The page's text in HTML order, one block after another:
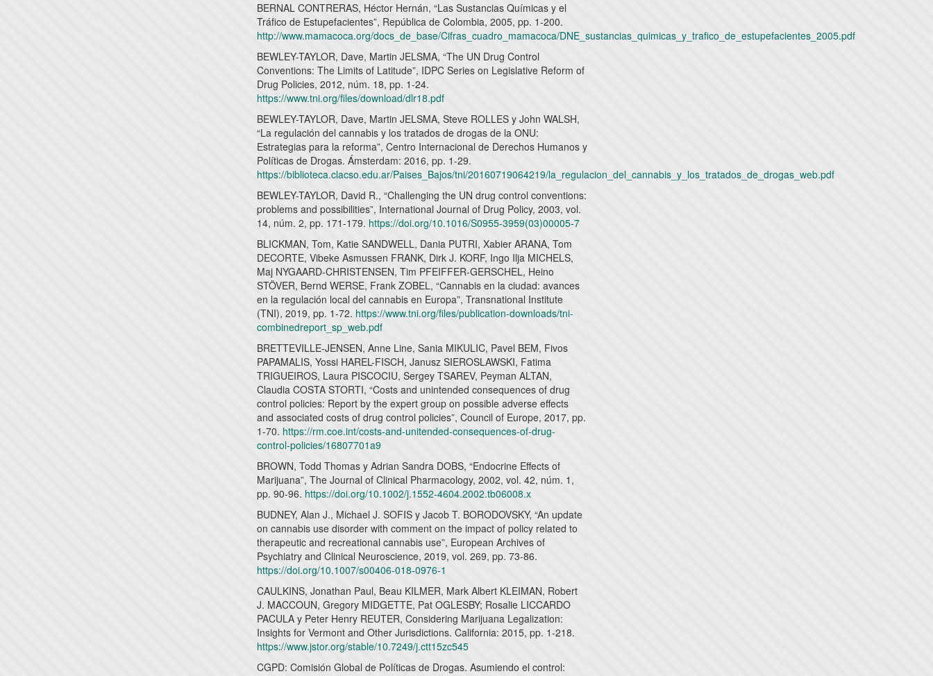
BERNAL CONTRERAS, Héctor Hernán, “Las Sustancias Químicas y el
Tráfico de Estupefacientes”, República de Colombia, 2005, pp. 1-200.
http://www.mamacoca.org/docs_de_base/Cifras_cuadro_mamacoca/DNE_sustancias_quimicas_y_trafico_de_estupefacientes_2005.pdf
BEWLEY-TAYLOR, Dave, Martin JELSMA, “The UN Drug Control
Conventions: The Limits of Latitude”, IDPC Series on Legislative Reform of
Drug Policies, 2012, núm. 18, pp. 1-24.
https://www.tni.org/files/download/dlr18.pdf
BEWLEY-TAYLOR, Dave, Martin JELSMA, Steve ROLLES y John WALSH,
“La regulación del cannabis y los tratados de drogas de la ONU:
Estrategias para la reforma”, Centro Internacional de Derechos Humanos y
Políticas de Drogas. Ámsterdam: 2016, pp. 1-29.
https://biblioteca.clacso.edu.ar/Paises_Bajos/tni/20160719064219/la_regulacion_del_cannabis_y_los_tratados_de_drogas_web.pdf
BEWLEY-TAYLOR, David R., “Challenging the UN drug control conventions:
problems and possibilities”, International Journal of Drug Policy, 2003, vol.
14, núm. 2, pp. 171-179. https://doi.org/10.1016/S0955-3959(03)00005-7
BLICKMAN, Tom, Katie SANDWELL, Dania PUTRI, Xabier ARANA, Tom
DECORTE, Vibeke Asmussen FRANK, Dirk J. KORF, Ingo Ilja MICHELS,
Maj NYGAARD-CHRISTENSEN, Tim PFEIFFER-GERSCHEL, Heino
STÖVER, Bernd WERSE, Frank ZOBEL, “Cannabis en la ciudad: avances
en la regulación local del cannabis en Europa”, Transnational Institute
(TNI), 2019, pp. 1-72. https://www.tni.org/files/publication-downloads/tni-
combinedreport_sp_web.pdf
BRETTEVILLE-JENSEN, Anne Line, Sania MIKULIC, Pavel BEM, Fivos
PAPAMALIS, Yossi HAREL-FISCH, Janusz SIEROSLAWSKI, Fatima
TRIGUEIROS, Laura PISCOCIU, Sergey TSAREV, Peyman ALTAN,
Claudia COSTA STORTI, “Costs and unintended consequences of drug
control policies: Report by the expert group on possible adverse effects
and associated costs of drug control policies”, Council of Europe, 2017, pp.
1-70. https://rm.coe.int/costs-and-unitended-consequences-of-drug-
control-policies/16807701a9
BROWN, Todd Thomas y Adrian Sandra DOBS, “Endocrine Effects of
Marijuana”, The Journal of Clinical Pharmacology, 2002, vol. 42, núm. 1,
pp. 90-96. https://doi.org/10.1002/j.1552-4604.2002.tb06008.x
BUDNEY, Alan J., Michael J. SOFIS y Jacob T. BORODOVSKY, “An update
on cannabis use disorder with comment on the impact of policy related to
therapeutic and recreational cannabis use”, European Archives of
Psychiatry and Clinical Neuroscience, 2019, vol. 269, pp. 73-86.
https://doi.org/10.1007/s00406-018-0976-1
CAULKINS, Jonathan Paul, Beau KILMER, Mark Albert KLEIMAN, Robert
J. MACCOUN, Gregory MIDGETTE, Pat OGLESBY; Rosalie LICCARDO
PACULA y Peter Henry REUTER, Considering Marijuana Legalization:
Insights for Vermont and Other Jurisdictions. California: 2015, pp. 1-218.
https://www.jstor.org/stable/10.7249/j.ctt15zc545
CGPD: Comisión Global de Políticas de Drogas. Asumiendo el control: